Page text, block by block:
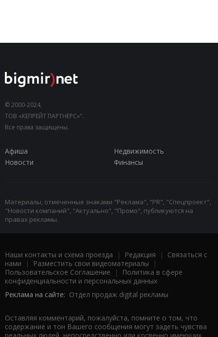
© 2000-2024,
ТОВ «КЕПРЕЙТ ПАРТНЕРС»".
Все права защищены.
Афиша
Недвижимость
Новости
Финансы
Материалы, отмеченные знаками "Реклама", "PR", "Спецпроект",
"Новости компаний", "Актуально", "Промо", публикуются на
правах рекламы.
Наши контакты и схема проезда | Редакция | Связаться с
нами | Разместить свои видеоматериалы |
Пользовательское Соглашение |
Политика в сфере
конфиденциальности и персональных данных
Реклама на сайте: Отдел продаж digital рекламы
Оставляя комментарий, пожалуйста, помните о том, что
содержание и тон Вашего сообщения могут задеть чувства